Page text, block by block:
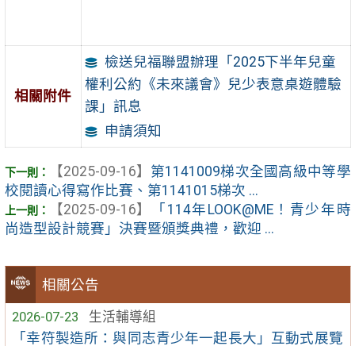
相關公告
2026-07-23
生活輔導組
「幸符製造所：與同志青少年一起長大」互動式展覽
相關附件
檢送兒福聯盟辦理「2025下半年兒童
權利公約《未來議會》兒少表意桌遊體驗
課」訊息
申請須知
【2025-09-16】 第1141009梯次全國高級中等學
校閱讀心得寫作比賽、第1141015梯次 ...
【2025-09-16】
「114年LOOK@ME！青少年時
尚造型設計競賽」決賽暨頒獎典禮，歡迎 ...